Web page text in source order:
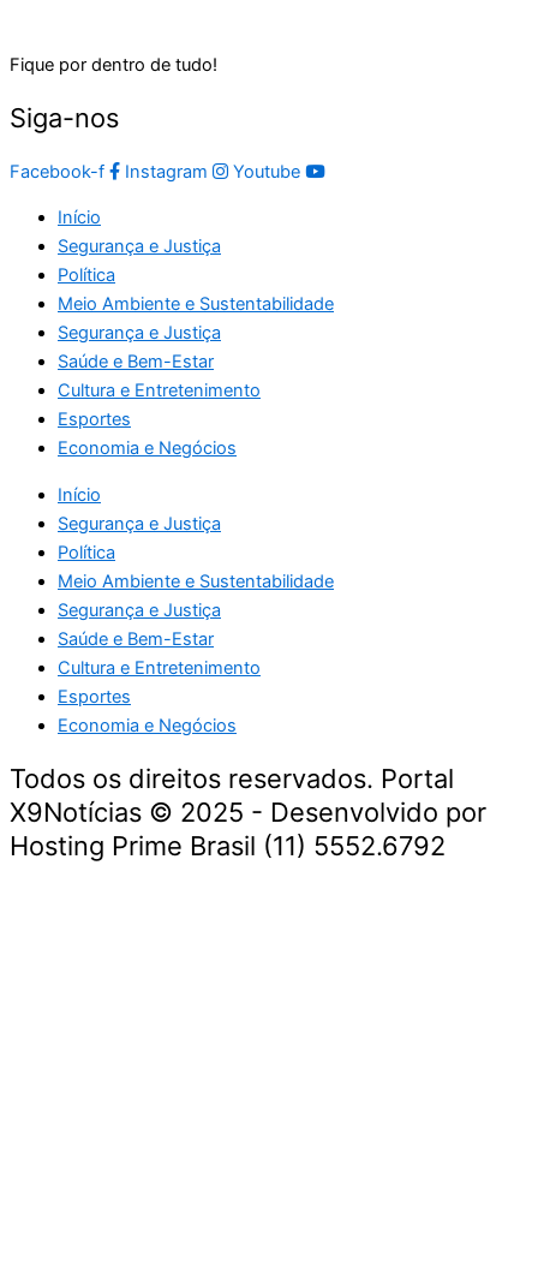
Fique por dentro de tudo!
Siga-nos
Facebook-f Instagram Youtube
Início
Segurança e Justiça
Política
Meio Ambiente e Sustentabilidade
Segurança e Justiça
Saúde e Bem-Estar
Cultura e Entretenimento
Esportes
Economia e Negócios
Início
Segurança e Justiça
Política
Meio Ambiente e Sustentabilidade
Segurança e Justiça
Saúde e Bem-Estar
Cultura e Entretenimento
Esportes
Economia e Negócios
Todos os direitos reservados. Portal
X9Notícias © 2025 - Desenvolvido por
Hosting Prime Brasil (11) 5552.6792